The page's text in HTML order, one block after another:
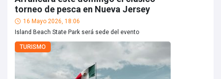
torneo de pesca en Nueva Jersey
16 Mayo 2026, 18:06
Island Beach State Park será sede del evento
TURISMO